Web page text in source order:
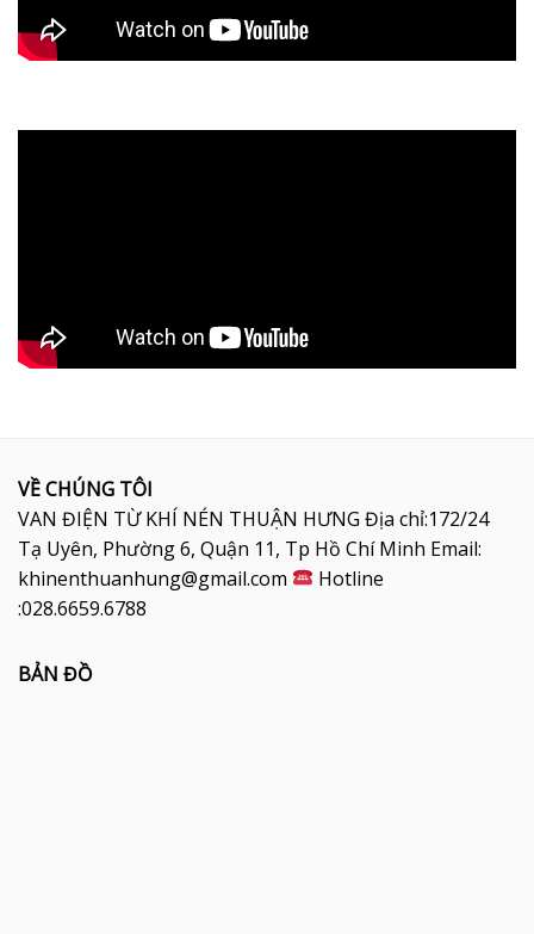
VỀ CHÚNG TÔI
VAN ĐIỆN TỪ KHÍ NÉN THUẬN HƯNG Địa chỉ:172/24
Tạ Uyên, Phường 6, Quận 11, Tp Hồ Chí Minh Email:
khinenthuanhung@gmail.com
Hotline
:028.6659.6788
BẢN ĐỒ